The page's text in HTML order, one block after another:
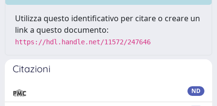
Utilizza questo identificativo per citare o creare un
link a questo documento:
https://hdl.handle.net/11572/247646
Citazioni
ND